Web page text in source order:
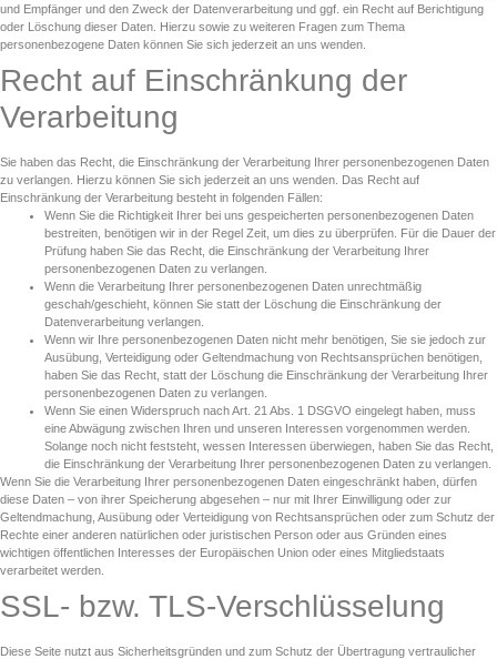
und Empfänger und den Zweck der Datenverarbeitung und ggf. ein Recht auf Berichtigung
oder Löschung dieser Daten. Hierzu sowie zu weiteren Fragen zum Thema
personenbezogene Daten können Sie sich jederzeit an uns wenden.
Recht auf Einschränkung der
Verarbeitung
Sie haben das Recht, die Einschränkung der Verarbeitung Ihrer personenbezogenen Daten
zu verlangen. Hierzu können Sie sich jederzeit an uns wenden. Das Recht auf
Einschränkung der Verarbeitung besteht in folgenden Fällen:
Wenn Sie die Richtigkeit Ihrer bei uns gespeicherten personenbezogenen Daten
bestreiten, benötigen wir in der Regel Zeit, um dies zu überprüfen. Für die Dauer der
Prüfung haben Sie das Recht, die Einschränkung der Verarbeitung Ihrer
personenbezogenen Daten zu verlangen.
Wenn die Verarbeitung Ihrer personenbezogenen Daten unrechtmäßig
geschah/geschieht, können Sie statt der Löschung die Einschränkung der
Datenverarbeitung verlangen.
Wenn wir Ihre personenbezogenen Daten nicht mehr benötigen, Sie sie jedoch zur
Ausübung, Verteidigung oder Geltendmachung von Rechtsansprüchen benötigen,
haben Sie das Recht, statt der Löschung die Einschränkung der Verarbeitung Ihrer
personenbezogenen Daten zu verlangen.
Wenn Sie einen Widerspruch nach Art. 21 Abs. 1 DSGVO eingelegt haben, muss
eine Abwägung zwischen Ihren und unseren Interessen vorgenommen werden.
Solange noch nicht feststeht, wessen Interessen überwiegen, haben Sie das Recht,
die Einschränkung der Verarbeitung Ihrer personenbezogenen Daten zu verlangen.
Wenn Sie die Verarbeitung Ihrer personenbezogenen Daten eingeschränkt haben, dürfen
diese Daten – von ihrer Speicherung abgesehen – nur mit Ihrer Einwilligung oder zur
Geltendmachung, Ausübung oder Verteidigung von Rechtsansprüchen oder zum Schutz der
Rechte einer anderen natürlichen oder juristischen Person oder aus Gründen eines
wichtigen öffentlichen Interesses der Europäischen Union oder eines Mitgliedstaats
verarbeitet werden.
SSL- bzw. TLS-Verschlüsselung
Diese Seite nutzt aus Sicherheitsgründen und zum Schutz der Übertragung vertraulicher